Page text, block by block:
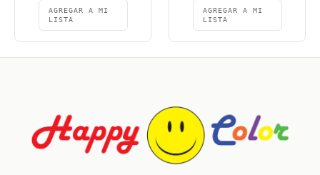
AGREGAR A MI
LISTA
AGREGAR A MI
LISTA